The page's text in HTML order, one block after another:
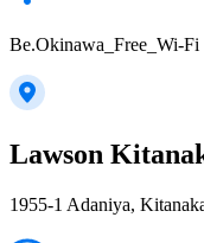
Be.Okinawa_Free_Wi-Fi
Lawson
1955-1 Adaniya,